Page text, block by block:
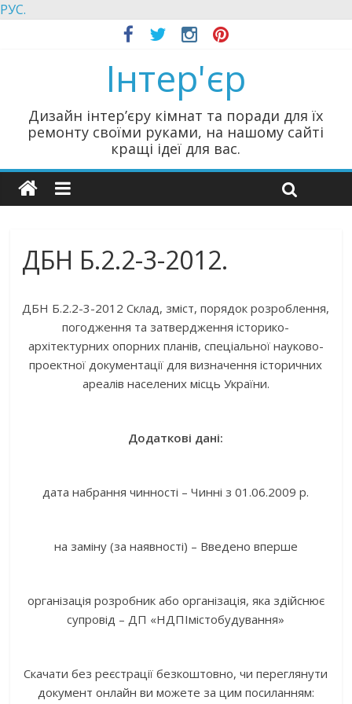
РУС.
Інтер'єр
Дизайн інтер’єру кімнат та поради для їх
ремонту своїми руками, на нашому сайті
кращі ідеї для вас.
ДБН Б.2.2-3-2012.
ДБН Б.2.2-3-2012 Склад, зміст, порядок розроблення,
погодження та затвердження історико-
архітектурних опорних планів, спеціальної науково-
проектної документації для визначення історичних
ареалів населених місць України.
Додаткові дані:
дата набрання чинності – Чинні з 01.06.2009 р.
на заміну (за наявності) – Введено вперше
організація розробник або організація, яка здійснює
супровід – ДП «НДПІмістобудування»
Скачати без реєстрації безкоштовно, чи переглянути
документ онлайн ви можете за цим посиланням: